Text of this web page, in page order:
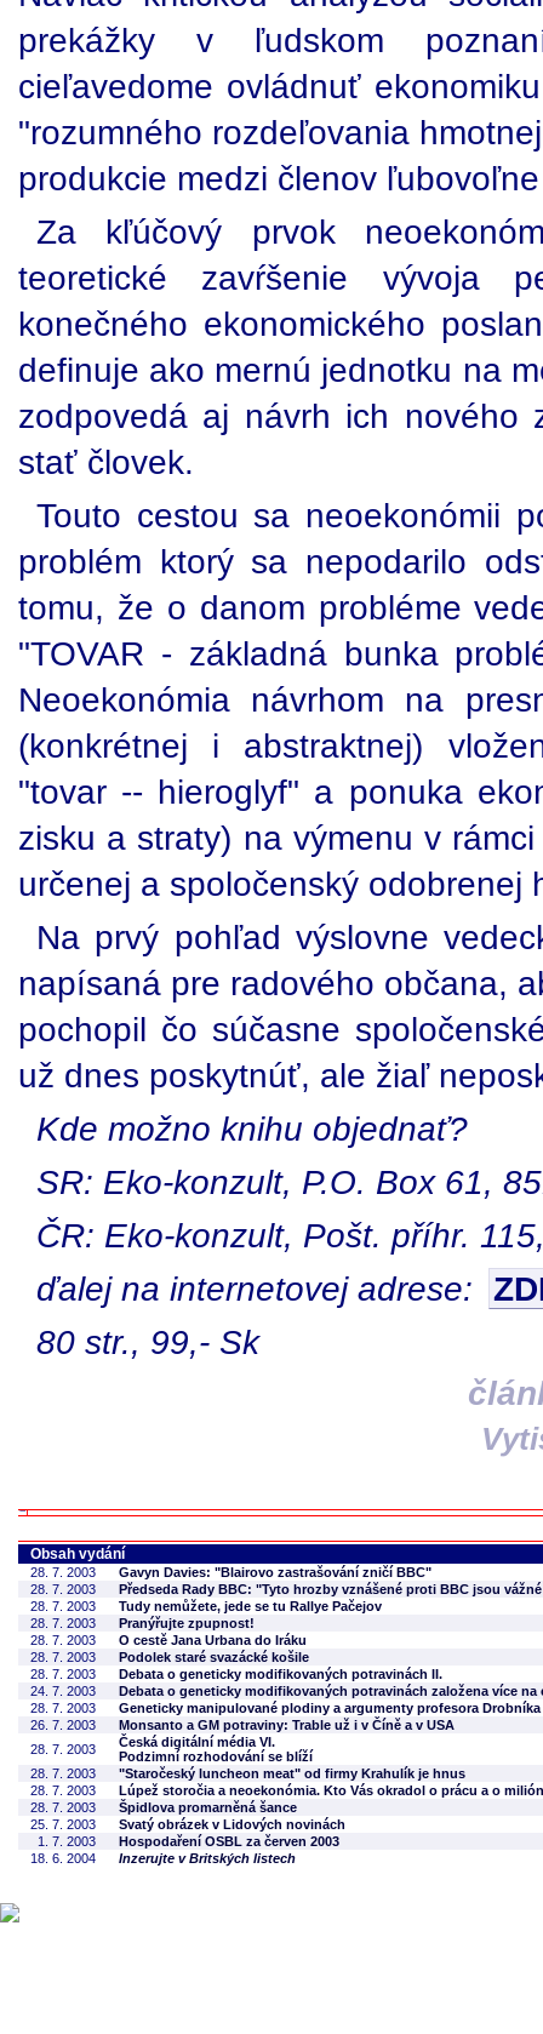
prekážky v ľudskom
cieľavedome ovládnuť
"rozumného rozdeľovania
produkcie medzi členov
Za kľúčový prvok
teoretické zavŕšenie vývoja
konečného ekonomického
definuje ako mernú jednotku na
zodpovedá aj návrh ich nového
stať človek.
Touto cestou sa neoekonómii
problém ktorý sa nepodarilo
tomu, že o danom probléme
"TOVAR - základná bunka
Neoekonómia návrhom na
(konkrétnej i abstraktnej)
"tovar -- hieroglyf" a ponuka
zisku a straty) na výmenu v
určenej a spoločenský odobrenej
Na prvý pohľad výslovne
napísaná pre radového občana,
pochopil čo súčasne
už dnes poskytnúť, ale žiaľ
Kde možno knihu objednať?
SR: Eko-konzult, P.O. Box 61,
ČR: Eko-konzult, Pošt. příhr.
ďalej na internetovej adrese:
80 str., 99,- Sk
Obsah vydání
28. 7. 2003
Gavyn Davies: "Blairovo zastrašování zničí BBC"
28. 7. 2003
Předseda Rady BBC: "Tyto hrozby vznášené proti BBC jsou
28. 7. 2003
Tudy nemůžete, jede se tu Rallye Pačejov
28. 7. 2003
Pranýřujte zpupnost!
28. 7. 2003
O cestě Jana Urbana do Iráku
28. 7. 2003
Podolek staré svazácké košile
28. 7. 2003
Debata o geneticky modifikovaných potravinách II.
24. 7. 2003
Debata o geneticky modifikovaných potravinách založena více na
28. 7. 2003
Geneticky manipulované plodiny a argumenty profesora Drobníka
26. 7. 2003
Monsanto a GM potraviny: Trable už i v Číně a v USA
28. 7. 2003
Česká digitální média VI.
Podzimní rozhodování se blíží
28. 7. 2003
"Staročeský luncheon meat" od firmy Krahulík je hnus
28. 7. 2003
Lúpež storočia a neoekonómia. Kto Vás okradol o prácu a o
28. 7. 2003
Špidlova promarněná šance
25. 7. 2003
Svatý obrázek v Lidových novinách
1. 7. 2003
Hospodaření OSBL za červen 2003
18. 6. 2004
Inzerujte v Britských listech